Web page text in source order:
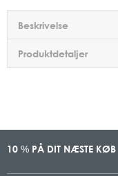
Beskrivelse
Produktdetaljer
10 % PÅ DIT NÆSTE KØB